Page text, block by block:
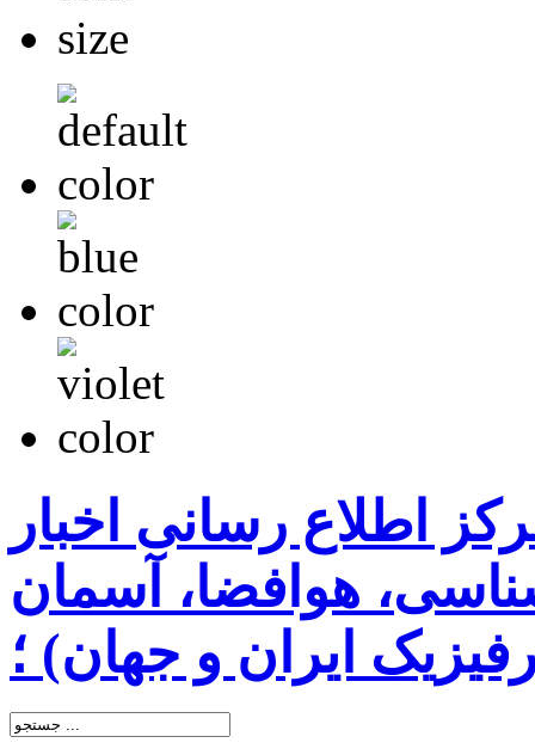
اطلاع رسانی اخبار
هوافضا، آسمان
ایران و جهان) ؛